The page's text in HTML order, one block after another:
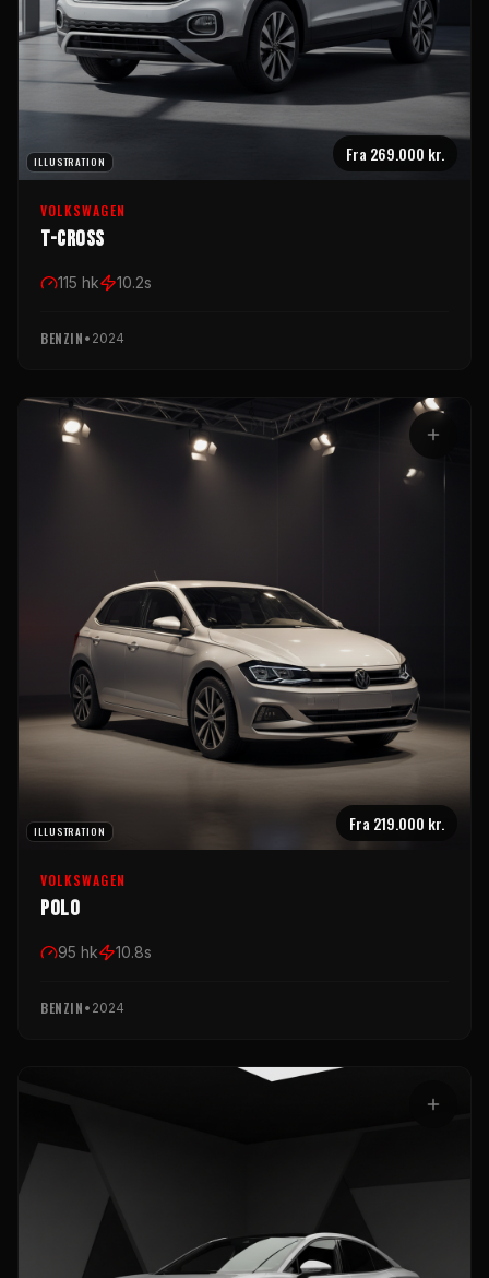
ILLUSTRATION Fra 269.000 kr.
VOLKSWAGEN
T-Cross
115 hk 10.2s
BENZIN • 2024
ILLUSTRATION Fra 219.000 kr.
VOLKSWAGEN
Polo
95 hk 10.8s
BENZIN • 2024